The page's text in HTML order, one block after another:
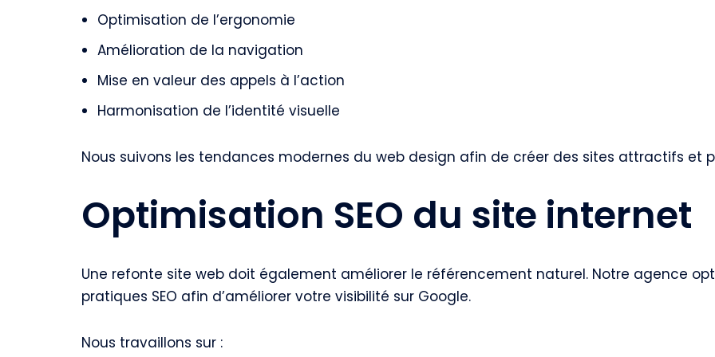
Optimisation de l’ergonomie
Amélioration de la navigation
Mise en valeur des appels à l’action
Harmonisation de l’identité visuelle
Nous suivons les tendances modernes du web design afin de créer des sites attractifs et
Optimisation SEO du site internet
Une refonte site web doit également améliorer le référencement naturel. Notre agence
pratiques SEO afin d’améliorer votre visibilité sur Google.
Nous travaillons sur :